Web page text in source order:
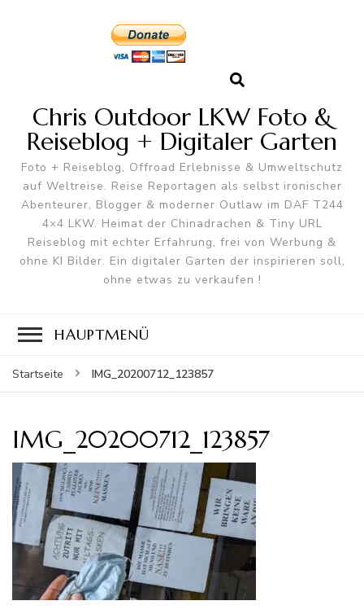
Chris Outdoor LKW Foto &
Reiseblog + Digitaler Garten
Foto + Reiseblog, Offroad Erlebnisse & Umweltschutz
auf Weltreise. Reise Reportagen als selbst ironischer
Abenteurer, Blogger & moderner Outlaw im DAF T244
4×4 LKW. Heimat der Chinadrachen & Tiny URL
Reiseblog mit echter Erfahrung, frei von Werbung &
ohne KI Bilder. Ein digitaler Garten der inspirieren soll,
ohne etwas zu verkaufen !
HAUPTMENÜ
Startseite IMG_20200712_123857
IMG_20200712_123857